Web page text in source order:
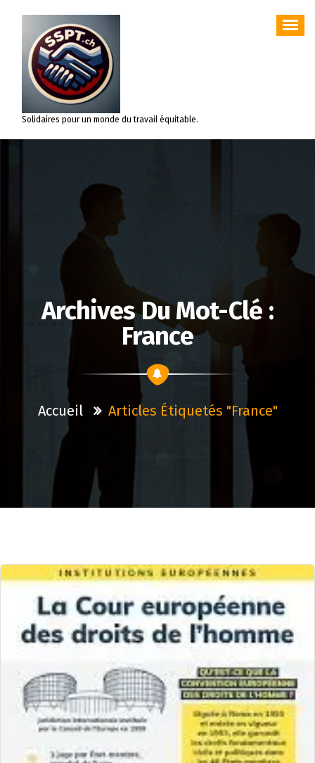
contenu
Solidaires pour un monde du travail équitable.
Archives Du Mot-Clé :
France
Accueil Articles Étiquetés "france"